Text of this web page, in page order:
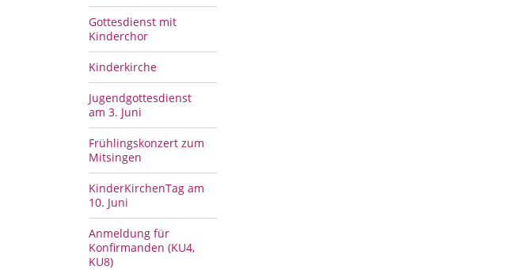
Gottesdienst mit
Kinderchor
Kinderkirche
Jugendgottesdienst
am 3. Juni
Frühlingskonzert zum
Mitsingen
KinderKirchenTag am
10. Juni
Anmeldung für
Konfirmanden (KU4,
KU8)